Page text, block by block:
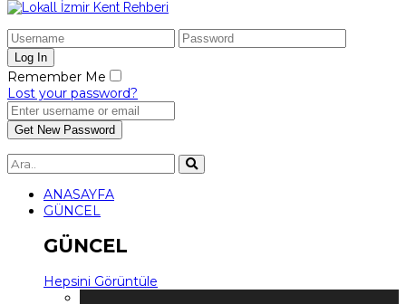
Remember Me
Lost your password?
ANASAYFA
GÜNCEL
GÜNCEL
Hepsini Görüntüle